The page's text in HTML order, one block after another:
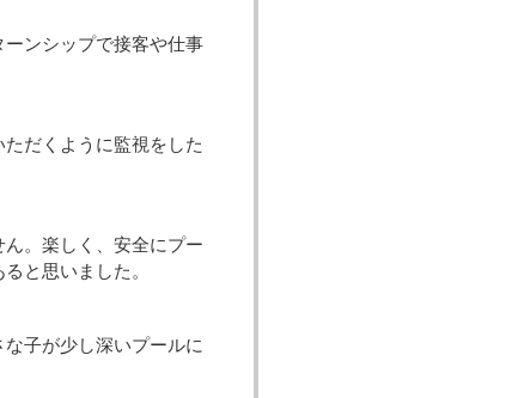
ンシップで接客や仕事
だくように監視をした
。楽しく、安全にプー
と思いました。
子が少し深いプールに